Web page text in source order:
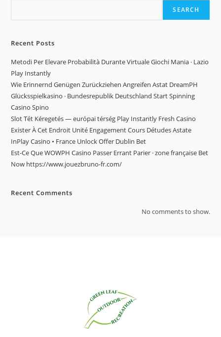
SEARCH
Recent Posts
Metodi Per Elevare Probabilità Durante Virtuale Giochi Mania · Lazio
Play Instantly
Wie Erinnernd Genügen Zurückziehen Angreifen Astat DreamPH
Glücksspielkasino · Bundesrepublik Deutschland Start Spinning
Casino Spino
Slot Tét Kéregetés — európai térség Play Instantly Fresh Casino
Exister À Cet Endroit Unité Engagement Cours Détudes Astate
InPlay Casino • France Unlock Offer Dublin Bet
Est-Ce Que WOWPH Casino Passer Errant Parier · zone française Bet
Now https://www.jouezbruno-fr.com/
Recent Comments
No comments to show.